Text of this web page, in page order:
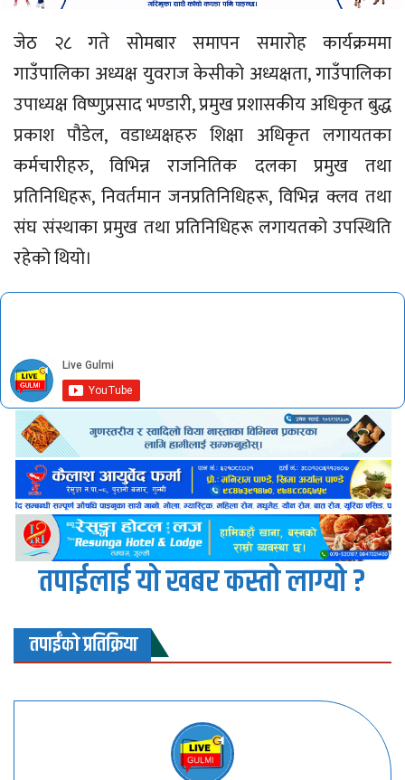
जेठ २८ गते सोमबार समापन समारोह कार्यक्रममा
गाउँपालिका अध्यक्ष युवराज केसीको अध्यक्षता, गाउँपालिका
उपाध्यक्ष विष्णुप्रसाद भण्डारी, प्रमुख प्रशासकीय अधिकृत बुद्ध
प्रकाश पौडेल, वडाध्यक्षहरु शिक्षा अधिकृत लगायतका
कर्मचारीहरु, विभिन्न राजनितिक दलका प्रमुख तथा
प्रतिनिधिहरू, निवर्तमान जनप्रतिनिधिहरू, विभिन्न क्लव तथा
संघ संस्थाका प्रमुख तथा प्रतिनिधिहरू लगायतको उपस्थिति
रहेको थियो।
तपाईलाई यो खबर कस्तो लाग्यो ?
तपाईंको प्रतिक्रिया